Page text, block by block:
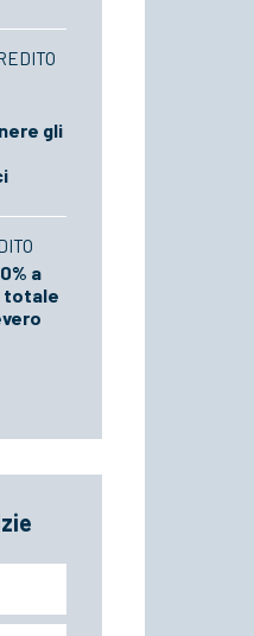
gli
a
totale